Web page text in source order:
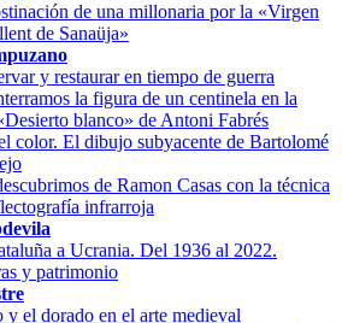
de una millonaria por la «Virgen
de Sanaüja»
y restaurar en tiempo de guerra
la figura de un centinela en la
blanco» de Antoni Fabrés
color. El dibujo subyacente de Bartolomé
de Ramon Casas con la técnica
infrarroja
a Ucrania. Del 1936 al 2022.
y patrimonio
y el dorado en el arte medieval